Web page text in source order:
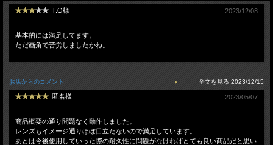
T.O様 2023/12/08
基本的には満足してます。
ただ画角で苦労しましたかね。
お店からのコメント 2023/12/15
匿名様 2023/05/07
商品概要の通り問題なく動作しました。
レンズもイメージ通りほぼ目立たないので満足しています。
あとは今後使用していった際の耐久性に問題がなければとても良い商品だと思い